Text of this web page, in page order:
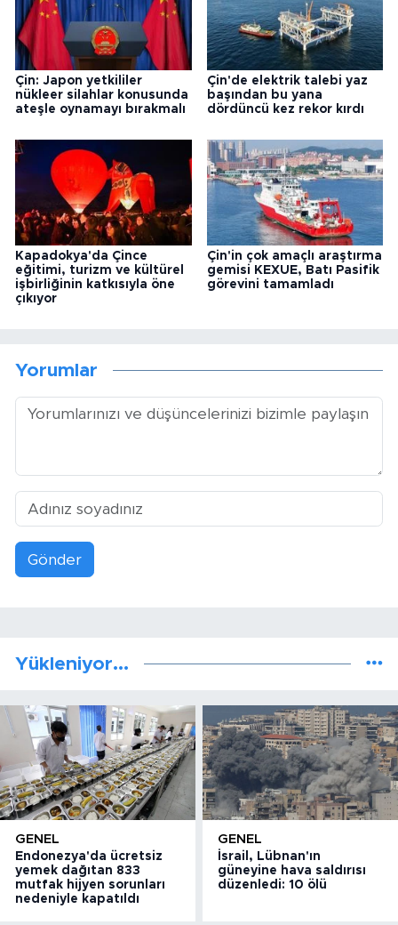
Çin: Japon yetkililer
nükleer silahlar konusunda
ateşle oynamayı bırakmalı
Çin'de elektrik talebi yaz
başından bu yana
dördüncü kez rekor kırdı
Kapadokya'da Çince
eğitimi, turizm ve kültürel
işbirliğinin katkısıyla öne
çıkıyor
Çin'in çok amaçlı araştırma
gemisi KEXUE, Batı Pasifik
görevini tamamladı
Yorumlar
Gönder
Yükleniyor...
GENEL
Endonezya'da ücretsiz
yemek dağıtan 833
mutfak hijyen sorunları
nedeniyle kapatıldı
GENEL
İsrail, Lübnan'ın
güneyine hava saldırısı
düzenledi: 10 ölü